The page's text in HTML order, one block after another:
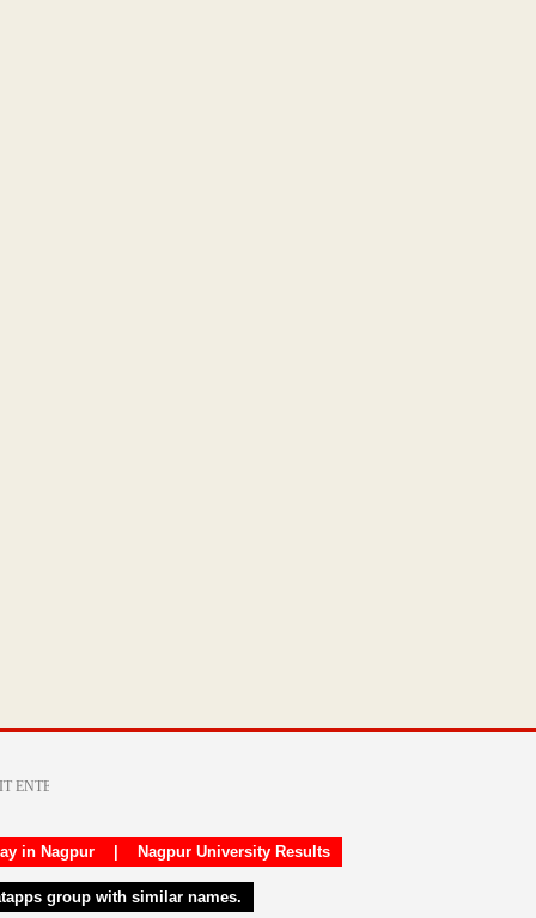
in Nagpur| Nagpur University Results
group with similar names.